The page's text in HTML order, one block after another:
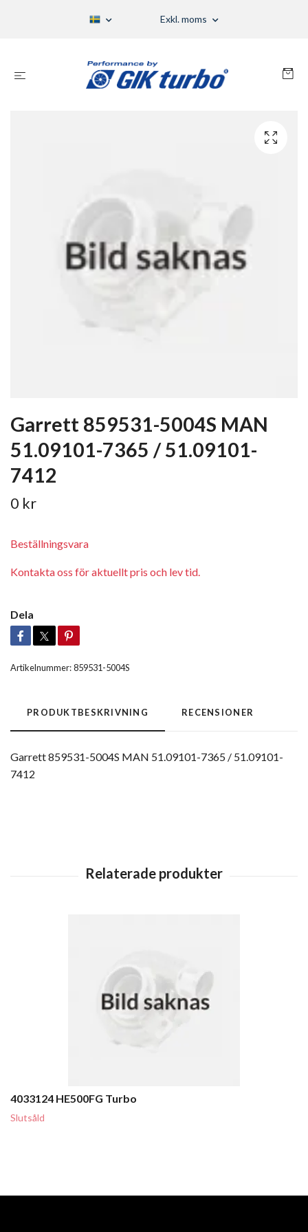
Exkl. moms
Garrett 859531-5004S MAN
51.09101-7365 / 51.09101-
7412
0 kr
Beställningsvara
Kontakta oss för aktuellt pris och lev tid.
Dela
Artikelnummer:859531-5004S
PRODUKTBESKRIVNING RECENSIONER
Garrett 859531-5004S MAN 51.09101-7365 / 51.09101-
7412
4033124 HE500FG Turbo
Slutsåld